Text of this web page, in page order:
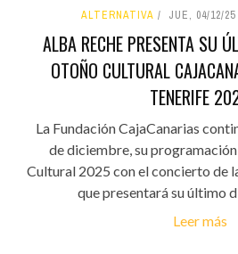
ALTERNATIVA JUE, 04/12/25
ALBA RECHE PRESENTA SU
OTOÑO CULTURAL
TENERIFE
La Fundación CajaCanarias
de diciembre, su
Cultural 2025 con el concierto de
que presentará su último
Leer más